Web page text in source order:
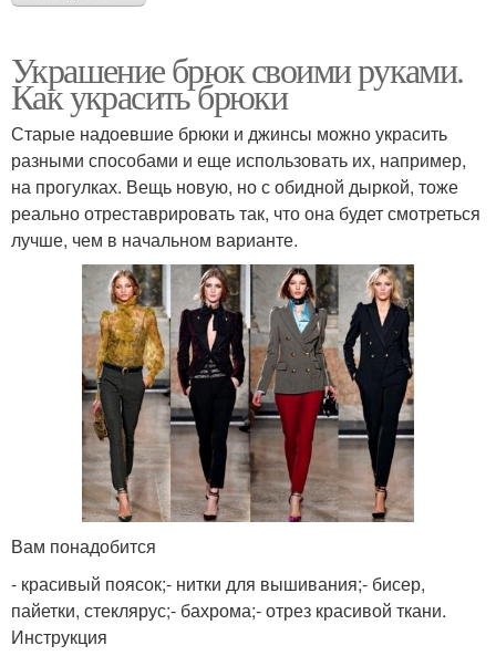
Украшение брюк своими руками.
Как украсить брюки
Старые надоевшие брюки и джинсы можно украсить
разными способами и еще использовать их, например,
на прогулках. Вещь новую, но с обидной дыркой, тоже
реально отреставрировать так, что она будет смотреться
лучше, чем в начальном варианте.
Вам понадобится
- красивый поясок;- нитки для вышивания;- бисер,
пайетки, стеклярус;- бахрома;- отрез красивой ткани.
Инструкция